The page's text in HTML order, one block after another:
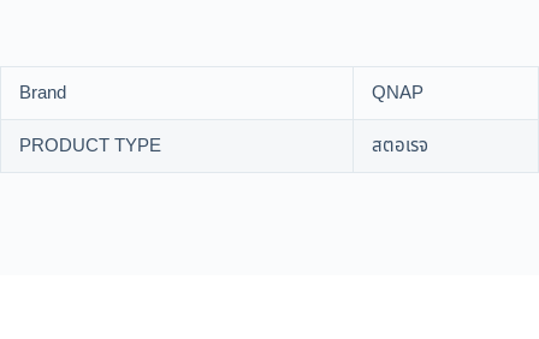
Brand
QNAP
PRODUCT TYPE
สตอเรจ